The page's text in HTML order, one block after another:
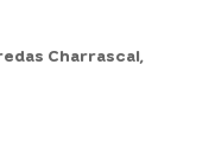
Charrascal,